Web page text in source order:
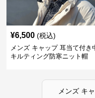
¥6,500 (税込)
メンズ キャップ 耳当て付き
キルティング防寒ニット帽
メンズ キ